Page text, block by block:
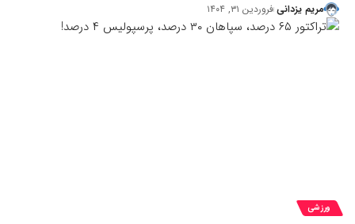
مریم یزدانی فروردین ۳۱, ۱۴۰۴
ورزشی